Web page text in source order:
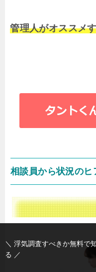
管理人がオススメ
相談員から状況のヒ
＼ 浮気調査すべきか無料で
る ／